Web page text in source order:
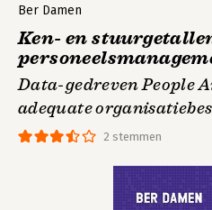
2 stemmen
Ber Damen
Ken- en
Data-gedreven People
adequate